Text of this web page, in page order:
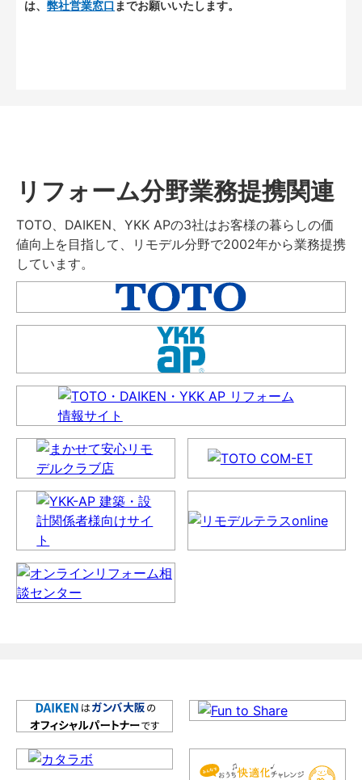
は、 弊社営業窓口 までお願いいたします。
リフォーム分野業務提携関連
TOTO、DAIKEN、YKK APの3社はお客様の暮らしの価
値向上を目指して、リモデル分野で2002年から業務提携
しています。